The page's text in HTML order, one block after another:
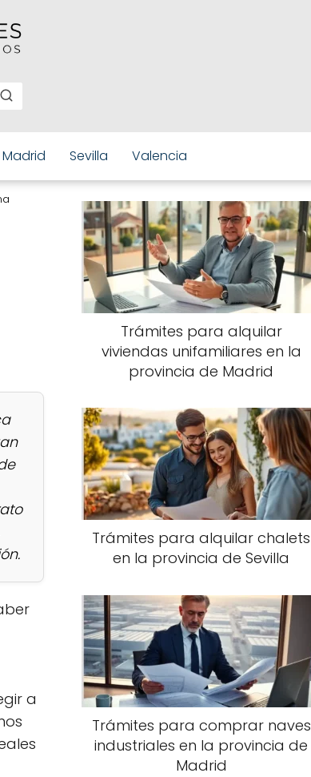
Madrid Sevilla Valencia
a
Trámites para alquilar
viviendas unifamiliares en la
provincia de Madrid
Trámites para alquilar chalets
en la provincia de Sevilla
Trámites para comprar naves
industriales en la provincia de
Madrid